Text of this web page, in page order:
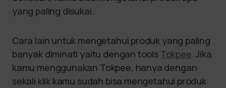
yang paling disukai.
Cara lain untuk mengetahui produk yang paling
banyak diminati yaitu dengan tools Tokpee. Jika
kamu menggunakan Tokpee, hanya dengan
sekali klik kamu sudah bisa mengetahui produk